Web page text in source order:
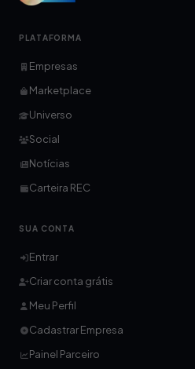
PLATAFORMA
Empresas
Marketplace
Universo
Social
Notícias
Carteira REC
SUA CONTA
Entrar
Criar conta grátis
Meu Perfil
Cadastrar Empresa
Painel Parceiro